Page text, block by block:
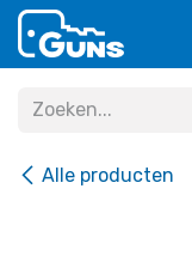
Overslaan naar inhoud
Alle producten